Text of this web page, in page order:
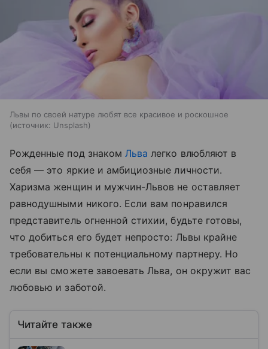
Львы по своей натуре любят все красивое и роскошное
источник: Unsplash
Рожденные под знакомЛьва легко влюбляют в
себя — это яркие и амбициозные личности.
Харизма женщин и мужчин-Львов не оставляет
равнодушными никого. Если вам понравился
представитель огненной стихии, будьте готовы,
что добиться его будет непросто: Львы крайне
требовательны к потенциальному партнеру. Но
если вы сможете завоевать Льва, он окружит вас
любовью и заботой.
Читайте также